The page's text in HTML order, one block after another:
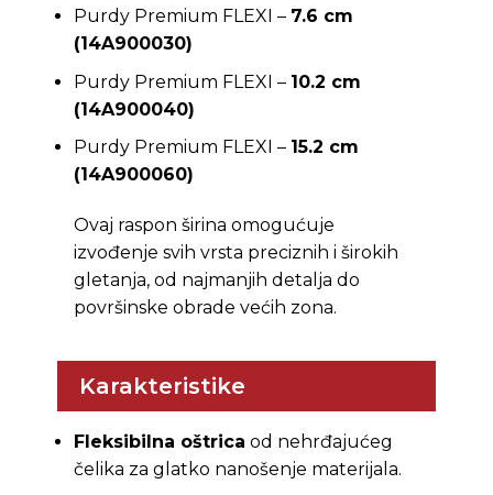
Purdy Premium FLEXI – 7.6 cm
(14A900030)
Purdy Premium FLEXI – 10.2 cm
(14A900040)
Purdy Premium FLEXI – 15.2 cm
(14A900060)
Ovaj raspon širina omogućuje
izvođenje svih vrsta preciznih i širokih
gletanja, od najmanjih detalja do
površinske obrade većih zona.
Karakteristike
Fleksibilna oštrica od nehrđajućeg
čelika za glatko nanošenje materijala.